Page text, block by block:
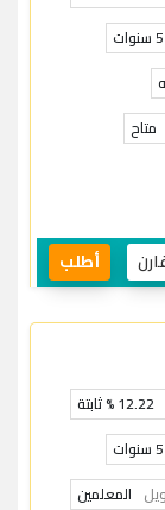
متاح
أطلب
12.22 % ثابتة
المعلمين